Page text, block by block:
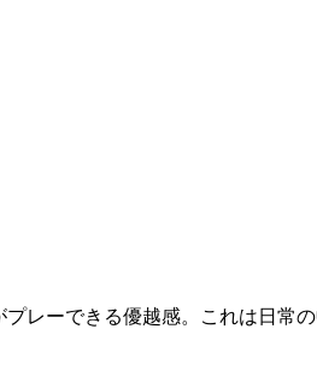
レーできる優越感。これは日常